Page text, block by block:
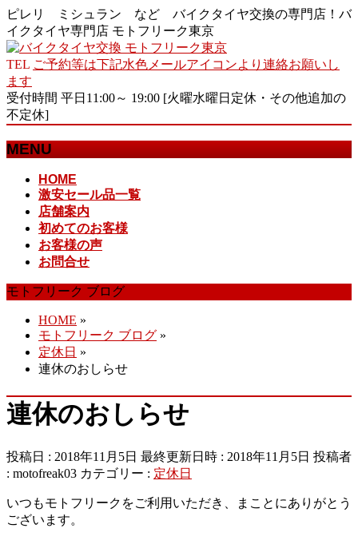
ピレリ ミシュラン など バイクタイヤ交換の専門店！バ
イクタイヤ専門店 モトフリーク東京
TEL ご予約等は下記水色メールアイコンより連絡お願いし
ます
受付時間 平日11:00～ 19:00 [火曜水曜日定休・その他追加の
不定休]
MENU
ば
す
HOME
激安セール品一覧
店舗案内
初めてのお客様
お客様の声
お問合せ
モトフリーク ブログ
HOME »
モトフリーク ブログ »
定休日 »
連休のおしらせ
連休のおしらせ
投稿日 : 2018年11月5日 最終更新日時 : 2018年11月5日 投稿者
: motofreak03 カテゴリー : 定休日
いつもモトフリークをご利用いただき、まことにありがとう
ございます。